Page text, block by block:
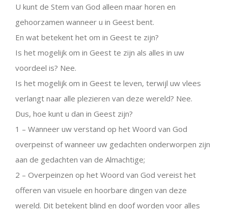
U kunt de Stem van God alleen maar horen en
gehoorzamen wanneer u in Geest bent.
En wat betekent het om in Geest te zijn?
Is het mogelijk om in Geest te zijn als alles in uw
voordeel is? Nee.
Is het mogelijk om in Geest te leven, terwijl uw vlees
verlangt naar alle plezieren van deze wereld? Nee.
Dus, hoe kunt u dan in Geest zijn?
1 – Wanneer uw verstand op het Woord van God
overpeinst of wanneer uw gedachten onderworpen zijn
aan de gedachten van de Almachtige;
2 – Overpeinzen op het Woord van God vereist het
offeren van visuele en hoorbare dingen van deze
wereld. Dit betekent blind en doof worden voor alles